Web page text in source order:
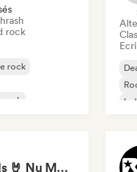
rock
rock
Metal Rituals 🤘 Nu Metal, Alt Metal & Progressive Metal